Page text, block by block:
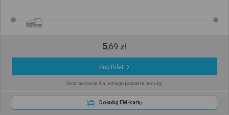
5,69 zł
Kup Bilet
Cena całkowita dla jednego pasażera bez ulgi
Doładuj EM-kartę